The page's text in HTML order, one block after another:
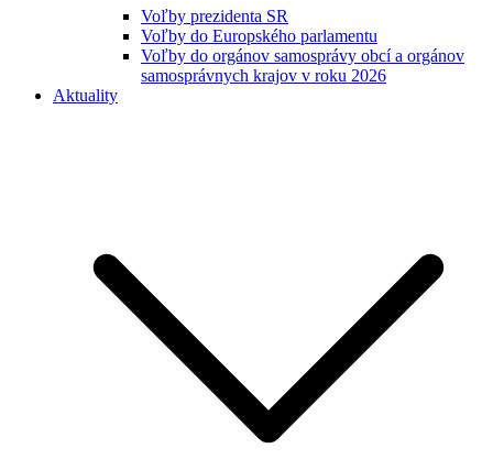
Voľby prezidenta SR
Voľby do Europského parlamentu
Voľby do orgánov samosprávy obcí a orgánov
samosprávnych krajov v roku 2026
Aktuality